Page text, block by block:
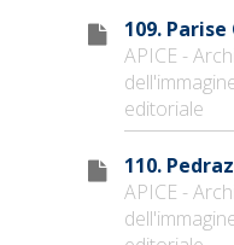
109.
APICE -
editoriale
110.
APICE -